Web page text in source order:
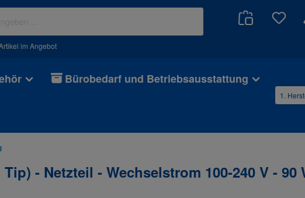
im Angebot
Du
Bürobedarf und Betriebsausstattung
- Netzteil - Wechselstrom 100-240 V - 90